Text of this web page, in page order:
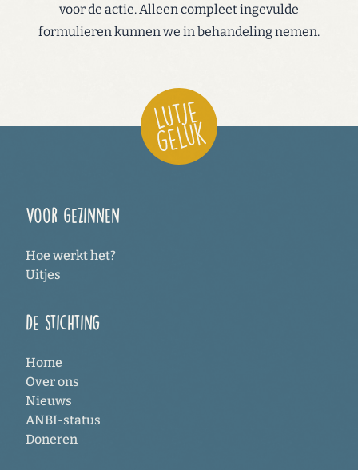
voor de actie. Alleen compleet ingevulde
formulieren kunnen we in behandeling nemen.
Voor gezinnen
Hoe werkt het?
Uitjes
De stichting
Home
Over ons
Nieuws
ANBI-status
Doneren